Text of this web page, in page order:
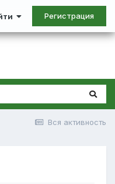
Регистрация
Вся активность